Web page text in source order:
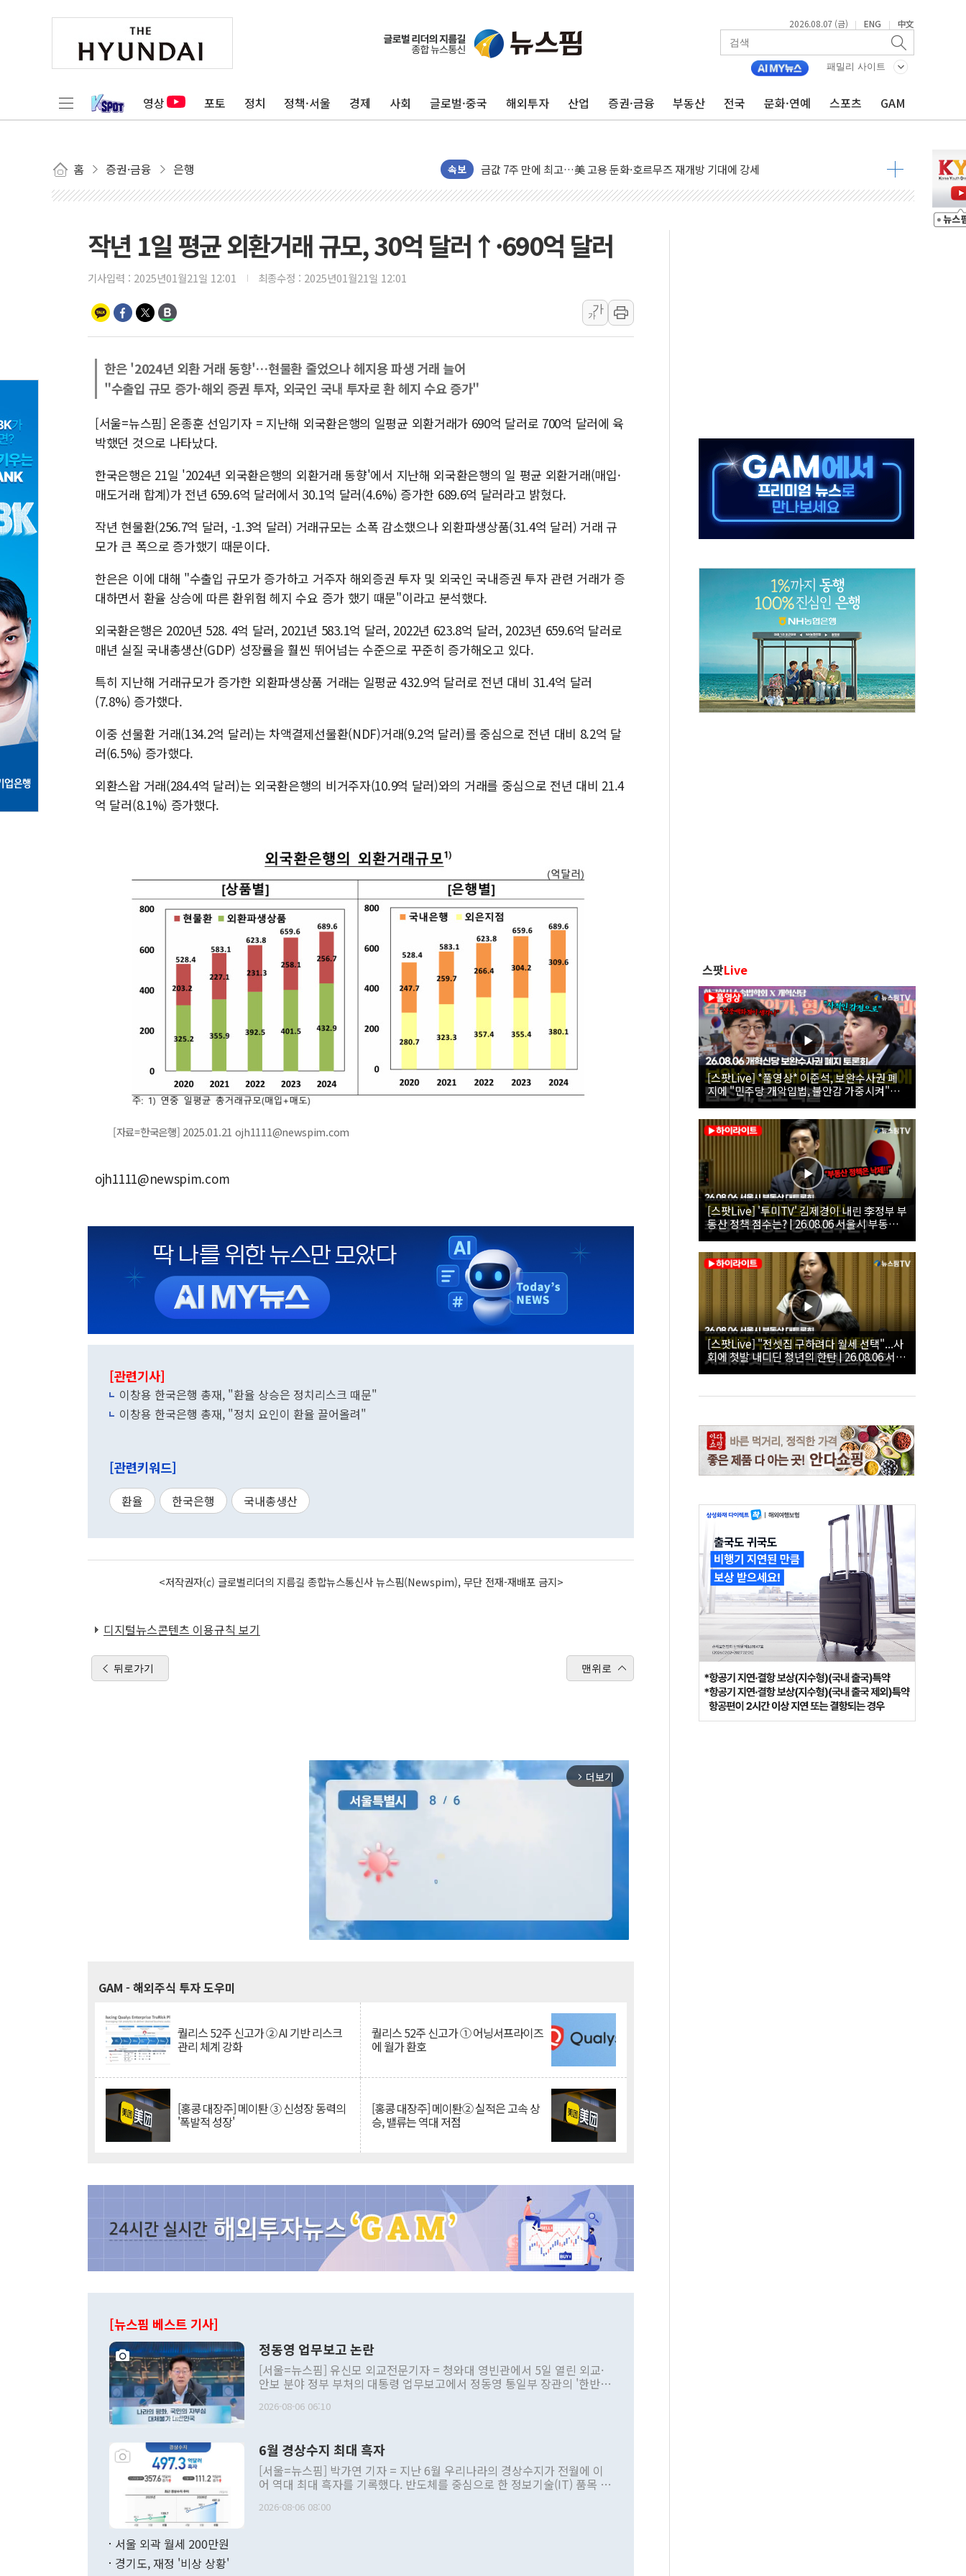
2026.08.07 (금) | ENG | 中文
패밀리 사이트
영상 포토 정치 정책·서울 경제 사회 글로벌·중국 해외투자 산업 증권·금융 부동산 전국 문화·연예 스포츠 GAM
홈 증권·금융 은행 속보
구광모, 내주 실리콘밸리서 젠슨 황 재회…로봇·AI 데이터센터·모빌리티 구체화
뉴욕증시 개장 전 특징주...모더나·아이온큐·도어대시↑ VS 샌디스크·피그마·앱러빈↓
뉴욕증시 프리뷰, 미 주가선물 AI주 차익실현 속 혼조세...웨스턴디지털·샌디스크↓
[인도증시] 중동 긴장 완화에 실적 호조까지, 상승...호실적 보고 기업 상승세 뚜렷
러, 1인칭시점 드론으로 우크라 민간인 '사파리' 공격… 시민들 공포감 극대화 전략
'월가의 황제' 다이먼 "금융시장 레버리지 위험수위…숨은 차입이 더 큰 변수"
양주 섬유염색공장서 화재 1명 중상…대응 1단계 진압 중
해군 1함대 창설 80주년…지역과 함께하는 '선봉'의 대민 봉사
[3보] 북, 원산서 동해로 단거리 탄도미사일 1발 발사… 올해 10번째·42일 만 도발
해군과 함께하는 '불금전파, 송정' 시즌2
강원도 폭염특보 11일째…온열질환·가축 피해 최소화 '총력 대응'
작년 1일 평균 외환거래 규모, 30억 달러↑·690억 달러
기사입력 : 2025년01월21일 12:01 최종수정 : 2025년01월21일 12:01
가
가
한은 '2024년 외환 거래 동향'…현물환 줄었으나 헤지용 파생 거래 늘어
"수출입 규모 증가·해외 증권 투자, 외국인 국내 투자로 환 헤지 수요 증가"
[서울=뉴스핌] 온종훈 선임기자 = 지난해 외국환은행의 일평균 외환거래가 690억 달러로 700억 달러에 육
박했던 것으로 나타났다.
한국은행은 21일 '2024년 외국환은행의 외환거래 동향'에서 지난해 외국환은행의 일 평균 외환거래(매입·
매도거래 합계)가 전년 659.6억 달러에서 30.1억 달러(4.6%) 증가한 689.6억 달러라고 밝혔다.
작년 현물환(256.7억 달러, -1.3억 달러) 거래규모는 소폭 감소했으나 외환파생상품(31.4억 달러) 거래 규
모가 큰 폭으로 증가했기 때문이다.
한은은 이에 대해 "수출입 규모가 증가하고 거주자 해외증권 투자 및 외국인 국내증권 투자 관련 거래가 증
대하면서 환율 상승에 따른 환위험 헤지 수요 증가 했기 때문"이라고 분석했다.
외국환은행은 2020년 528. 4억 달러, 2021년 583.1억 달러, 2022년 623.8억 달러, 2023년 659.6억 달러로
매년 실질 국내총생산(GDP) 성장률을 훨씬 뛰어넘는 수준으로 꾸준히 증가해오고 있다.
특히 지난해 거래규모가 증가한 외환파생상품 거래는 일평균 432.9억 달러로 전년 대비 31.4억 달러
(7.8%) 증가했다.
이중 선물환 거래(134.2억 달러)는 차액결제선물환(NDF)거래(9.2억 달러)를 중심으로 전년 대비 8.2억 달
러(6.5%) 증가했다.
외환스왑 거래(284.4억 달러)는 외국환은행의 비거주자(10.9억 달러)와의 거래를 중심으로 전년 대비 21.4
억 달러(8.1%) 증가했다.
[자료=한국은행] 2025.01.21 ojh1111@newspim.com
ojh1111@newspim.com
[관련기사]
이창용 한국은행 총재, "환율 상승은 정치리스크 때문"
이창용 한국은행 총재, "정치 요인이 환율 끌어올려"
[관련키워드]
환율 한국은행 국내총생산
<저작권자(c) 글로벌리더의 지름길 종합뉴스통신사 뉴스핌(Newspim), 무단 전재-재배포 금지>
디지털뉴스콘텐츠 이용규칙 보기
뒤로가기 맨위로
arrow_forward_ios 더보기
GAM - 해외주식 투자 도우미
퀄리스 52주 신고가 ② AI 기반 리스크
관리 체계 강화
퀄리스 52주 신고가 ① 어닝서프라이즈
에 월가 환호
[홍콩 대장주] 메이퇀 ③ 신성장 동력의
'폭발적 성장'
[홍콩 대장주] 메이퇀② 실적은 고속 상
승, 밸류는 역대 저점
[뉴스핌 베스트 기사]
정동영 업무보고 논란
[서울=뉴스핌] 유신모 외교전문기자 = 청와대 영빈관에서 5일 열린 외교·
안보 분야 정부 부처의 대통령 업무보고에서 정동영 통일부 장관의 '한반도
발언 중에는 정부 내 조율을 거치지 않은 사안을 정책으로 추진하겠다고 공
주의적 희망에 근거한 비현실적 구상'이라는 비판을 내놨다. 그동안 정 장
관의 대북 정책 관련 발언이 물의를 빚은 적은 여러 번 있지만 대통령과 유
관 부처 장관이 공개적으로 부정적 입장을 표명한 것은 이례적이다. 정 장
관의 무리한 대북 접근법과 월권을 제어해야 한다는 목소리도 높아지고 있
다. [정동영 통일부 장관이 지난달 23일 오후 서울 종로구 정부서울청사에
2026-08-06 06:10
6월 경상수지 최대 흑자
[서울=뉴스핌] 박가연 기자 = 지난 6월 우리나라의 경상수지가 전월에 이
어 역대 최대 흑자를 기록했다. 반도체를 중심으로 한 정보기술(IT) 품목 수
료=한국은행] 한국은행이 6일 발표한 '2026년 6월 국제수지(잠정)'에 따르
2026-08-06 08:00
서울 외곽 월세 200만원
경기도, 재정 '비상 상황'
스팟Live
[스팟Live] *풀영상* 이준석, 보완수사권 폐
지에 "민주당 개악입법, 불안감 가중시켜"｜
26.08.06 개혁신당 보완수사권 폐지 토론회
[스팟Live] '투미TV' 김제경이 내린 李정부 부
동산 정책 점수는? | 26.08.06 서울시 부동산
대토론회
[스팟Live] "전셋집 구하려다 월세 선택"...사
회에 첫발 내디딘 청년의 한탄 | 26.08.06 서울
시 부동산 대토론회